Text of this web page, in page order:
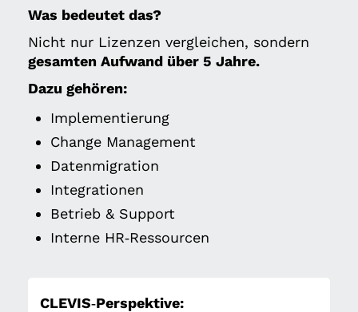
Was bedeutet das?
Nicht nur Lizenzen vergleichen, sondern
gesamten Aufwand über 5 Jahre.
Dazu gehören:
Implementierung
Change Management
Datenmigration
Integrationen
Betrieb & Support
Interne HR‑Ressourcen
CLEVIS‑Perspektive: